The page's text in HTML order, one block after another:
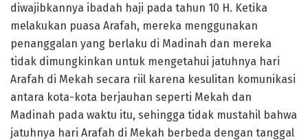
diwajibkannya ibadah haji pada tahun 10 H. Ketika
melakukan puasa Arafah, mereka menggunakan
penanggalan yang berlaku di Madinah dan mereka
tidak dimungkinkan untuk mengetahui jatuhnya hari
Arafah di Mekah secara riil karena kesulitan komunikasi
antara kota-kota berjauhan seperti Mekah dan
Madinah pada waktu itu, sehingga tidak mustahil bahwa
jatuhnya hari Arafah di Mekah berbeda dengan tanggal